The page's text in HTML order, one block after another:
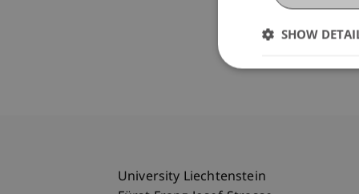
University Liechtenstein
SHOW